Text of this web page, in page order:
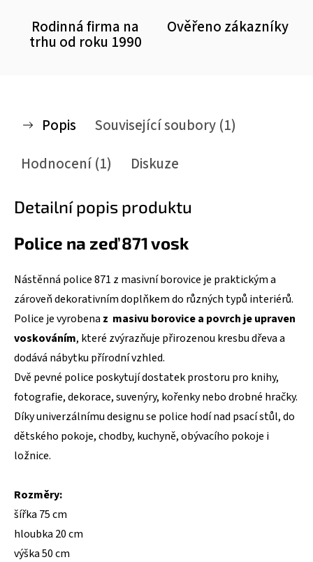
Rodinná firma na
trhu od roku 1990
Ověřeno zákazníky
Popis
Související soubory (1)
Hodnocení (1)
Diskuze
Detailní popis produktu
Police na zeď 871 vosk
Nástěnná police 871 z masivní borovice je praktickým a
zároveň dekorativním doplňkem do různých typů interiérů.
Police je vyrobena z masivu borovice a povrch je upraven
voskováním, které zvýrazňuje přirozenou kresbu dřeva a
dodává nábytku přírodní vzhled.
Dvě pevné police poskytují dostatek prostoru pro knihy,
fotografie, dekorace, suvenýry, kořenky nebo drobné hračky.
Díky univerzálnímu designu se police hodí nad psací stůl, do
dětského pokoje, chodby, kuchyně, obývacího pokoje i
ložnice.
Rozměry:
šířka 75 cm
hloubka 20 cm
výška 50 cm